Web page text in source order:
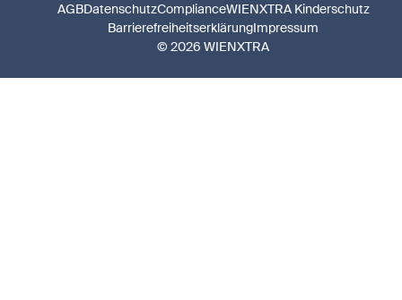
© 2026 WIENXTRA
AGBDatenschutzComplianceWIENXTRA Kinderschutz
BarrierefreiheitserklärungImpressum